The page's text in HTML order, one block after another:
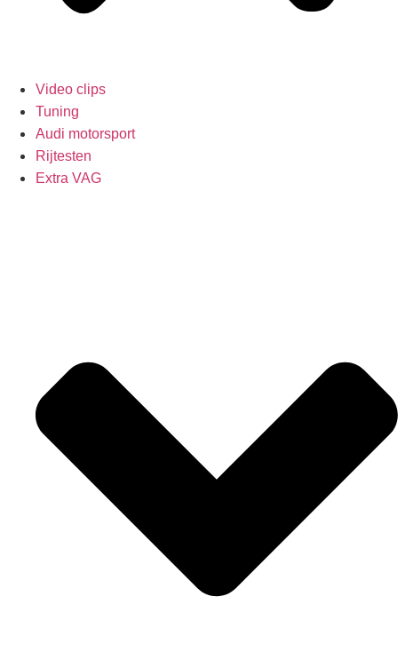
Video clips
Tuning
Audi motorsport
Rijtesten
Extra VAG